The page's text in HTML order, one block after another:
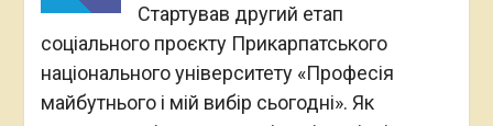
Стартував другий етап
соціального проєкту Прикарпатського
національного університету «Професія
майбутнього і мій вибір сьогодні». Як